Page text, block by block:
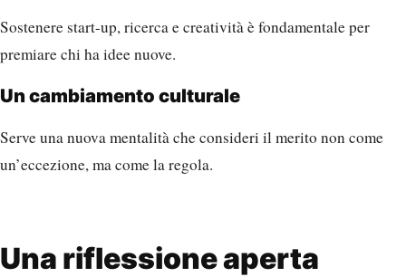
Sostenere start-up, ricerca e creatività è fondamentale per
premiare chi ha idee nuove.
Un cambiamento culturale
Serve una nuova mentalità che consideri il merito non come
un’eccezione, ma come la regola.
Una riflessione aperta